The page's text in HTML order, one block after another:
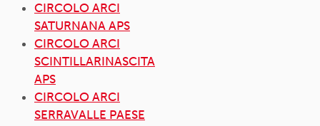
CIRCOLO ARCI
SATURNANA APS
CIRCOLO ARCI
SCINTILLARINASCITA
APS
CIRCOLO ARCI
SERRAVALLE PAESE